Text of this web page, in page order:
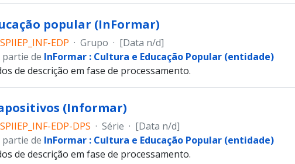
popular (InFormar)
EDP · Grupo · [Data n/d]
partie de InFormar : Cultura e Educação Popular (entidade)
de descrição em fase de processamento.
(Informar)
EDP-DPS · Série · [Data n/d]
partie de InFormar : Cultura e Educação Popular (entidade)
de descrição em fase de processamento.